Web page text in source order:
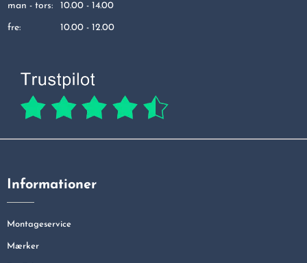
man - tors: 10.00 - 14.00
fre: 10.00 - 12.00
Informationer
Montageservice
Mærker